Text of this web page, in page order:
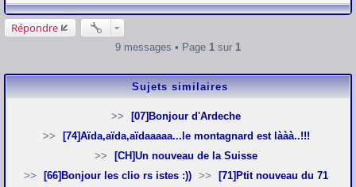
Répondre
9 messages • Page 1 sur 1
Sujets similaires
[07]Bonjour d'Ardeche
[74]Aïda,aïda,aïdaaaaa...le montagnard est lààà..!!!
[CH]Un nouveau de la Suisse
[66]Bonjour les clio rs istes :))
[71]Ptit nouveau du 71